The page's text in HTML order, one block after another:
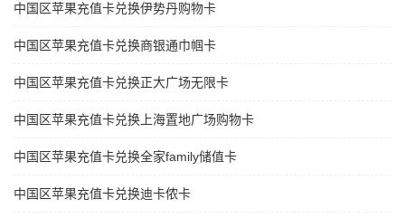
中国区苹果充值卡兑换伊势丹购物卡
中国区苹果充值卡兑换商银通巾帼卡
中国区苹果充值卡兑换正大广场无限卡
中国区苹果充值卡兑换上海置地广场购物卡
中国区苹果充值卡兑换全家family储值卡
中国区苹果充值卡兑换迪卡侬卡